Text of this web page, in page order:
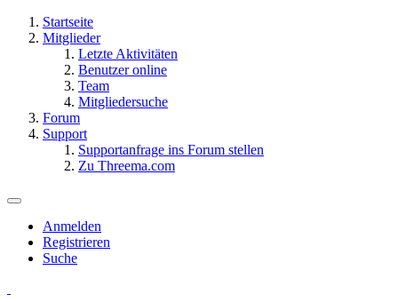
Startseite
Mitglieder
Letzte Aktivitäten
Benutzer online
Team
Mitgliedersuche
Forum
Support
Supportanfrage ins Forum stellen
Zu Threema.com
Anmelden
Registrieren
Suche